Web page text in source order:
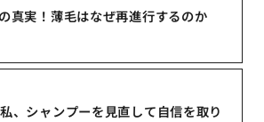
真実！薄毛はなぜ再進行するのか
、シャンプーを見直して自信を取り